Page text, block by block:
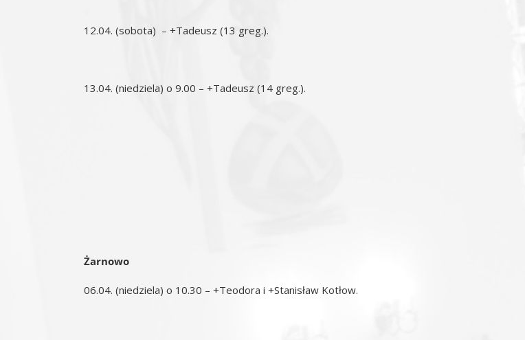
12.04. (sobota) – +Tadeusz (13 greg.).
13.04. (niedziela) o 9.00 – +Tadeusz (14 greg.).
Żarnowo
06.04. (niedziela) o 10.30 – +Teodora i +Stanisław Kotłow.